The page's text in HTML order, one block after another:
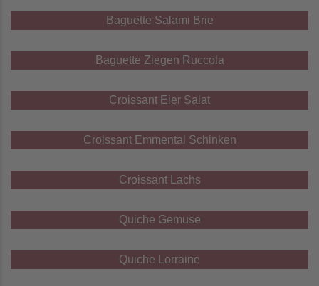
Baguette Salami Brie
Baguette Ziegen Ruccola
Croissant Eier Salat
Croissant Emmental Schinken
Croissant Lachs
Quiche Gemuse
Quiche Lorraine